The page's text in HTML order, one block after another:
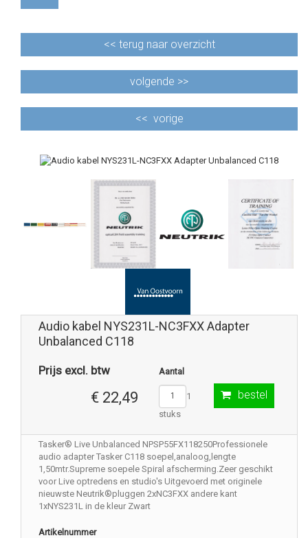
<< terug naar overzicht
volgende >>
<< vorige
Audio kabel NYS231L-NC3FXX Adapter
Unbalanced C118
Prijs excl. btw
€ 22,49
Aantal
1
stuks
bestel
Tasker® Live Unbalanced NPSP55FX118250Professionele
audio adapter Tasker C118 soepel,analoog,lengte
1,50mtr.Supreme soepele Spiral afscherming.Zeer geschikt
voor Live optredens en studio's Uitgevoerd met originele
nieuwste Neutrik®pluggen 2xNC3FXX andere kant
1xNYS231L in de kleur Zwart
Artikelnummer